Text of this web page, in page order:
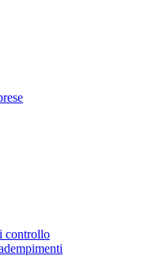
controllo